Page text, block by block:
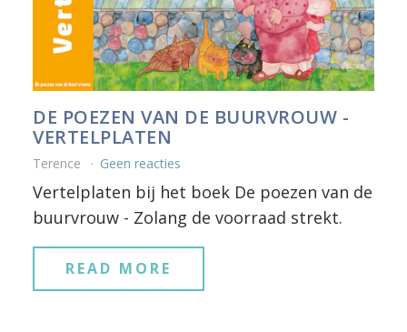
DE POEZEN VAN DE BUURVROUW -
VERTELPLATEN
Terence Geen reacties
Vertelplaten bij het boek De poezen van de
buurvrouw - Zolang de voorraad strekt.
READ MORE